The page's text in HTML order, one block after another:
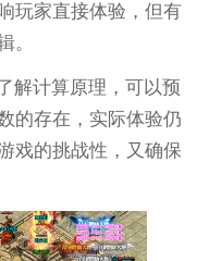
玩家直接体验，但有
。
解计算原理，可以预
的存在，实际体验仍
戏的挑战性，又确保